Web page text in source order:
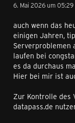
6. Mai 2026 um 05:29
auch wenn das
einigen Jahren,
Serverproblemen
laufen bei
es da durchaus
Hier bei mir ist
Zur Kontrolle des
datapass.de